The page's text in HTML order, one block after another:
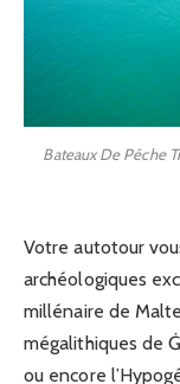
Bateaux De Pêche
Votre autotour
archéologiques
millénaire de
mégalithiques de
ou encore